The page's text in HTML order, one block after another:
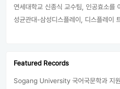
성균관대-삼성디스플레이, 디스플레이
Featured Records
Sogang University 국어국문학과 지